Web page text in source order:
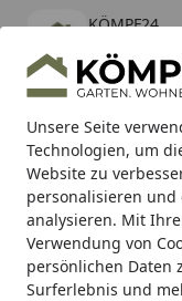
Unsere Seite
Technologien, um
Website zu
personalisieren
analysieren. Mit
Verwendung von
persönlichen Daten
Surferlebnis und
KÖMPF24
kostenlos - Im
Alle Produkte
Mein Konto
Suchen
Karibu Pools
Starterset